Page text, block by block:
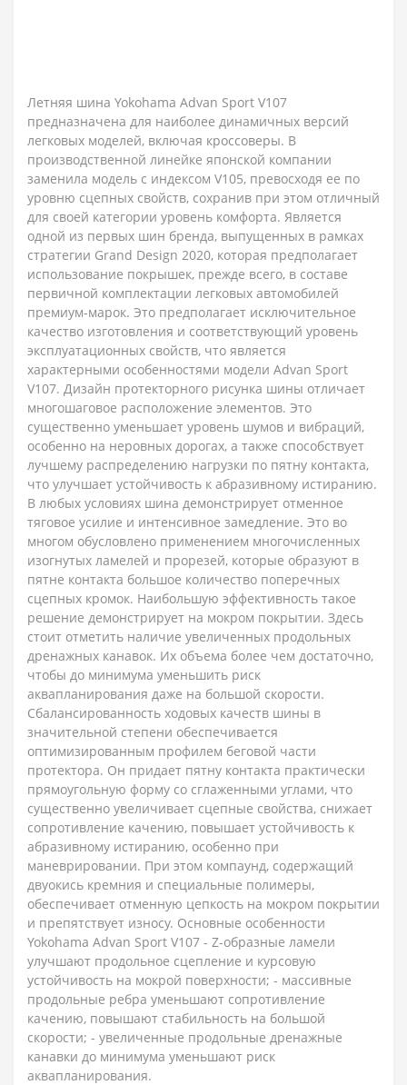
Летняя шина Yokohama Advan Sport V107
предназначена для наиболее динамичных версий
легковых моделей, включая кроссоверы. В
производственной линейке японской компании
заменила модель с индексом V105, превосходя ее по
уровню сцепных свойств, сохранив при этом отличный
для своей категории уровень комфорта. Является
одной из первых шин бренда, выпущенных в рамках
стратегии Grand Design 2020, которая предполагает
использование покрышек, прежде всего, в составе
первичной комплектации легковых автомобилей
премиум-марок. Это предполагает исключительное
качество изготовления и соответствующий уровень
эксплуатационных свойств, что является
характерными особенностями модели Advan Sport
V107. Дизайн протекторного рисунка шины отличает
многошаговое расположение элементов. Это
существенно уменьшает уровень шумов и вибраций,
особенно на неровных дорогах, а также способствует
лучшему распределению нагрузки по пятну контакта,
что улучшает устойчивость к абразивному истиранию.
В любых условиях шина демонстрирует отменное
тяговое усилие и интенсивное замедление. Это во
многом обусловлено применением многочисленных
изогнутых ламелей и прорезей, которые образуют в
пятне контакта большое количество поперечных
сцепных кромок. Наибольшую эффективность такое
решение демонстрирует на мокром покрытии. Здесь
стоит отметить наличие увеличенных продольных
дренажных канавок. Их объема более чем достаточно,
чтобы до минимума уменьшить риск
аквапланирования даже на большой скорости.
Сбалансированность ходовых качеств шины в
значительной степени обеспечивается
оптимизированным профилем беговой части
протектора. Он придает пятну контакта практически
прямоугольную форму со сглаженными углами, что
существенно увеличивает сцепные свойства, снижает
сопротивление качению, повышает устойчивость к
абразивному истиранию, особенно при
маневрировании. При этом компаунд, содержащий
двуокись кремния и специальные полимеры,
обеспечивает отменную цепкость на мокром покрытии
и препятствует износу. Основные особенности
Yokohama Advan Sport V107 - Z-образные ламели
улучшают продольное сцепление и курсовую
устойчивость на мокрой поверхности; - массивные
продольные ребра уменьшают сопротивление
качению, повышают стабильность на большой
скорости; - увеличенные продольные дренажные
канавки до минимума уменьшают риск
аквапланирования.